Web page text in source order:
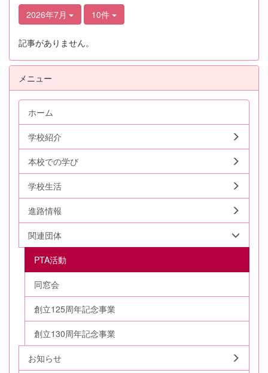
2026年7月 10件
記事がありません。
メニュー
ホーム
学校紹介
本校での学び
学校生活
進路情報
関連団体
PTA活動
同窓会
創立125周年記念事業
創立130周年記念事業
お知らせ